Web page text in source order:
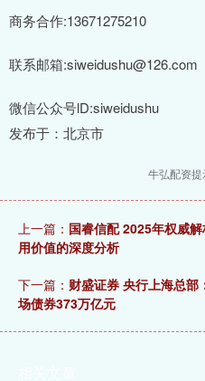
商务合作:13671275210
联系邮箱:siweidushu@126.com
微信公众号lD:siweidushu
发布于：北京市
牛弘配资提
上一篇： 国睿信配 2025年权威
用价值的深度分析
下一篇： 财盛证券 央行上海总
场债券373万亿元